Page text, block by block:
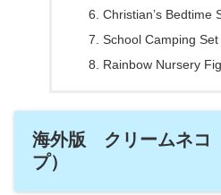
Christian’s Bedtime
School Camping Set
Rainbow Nursery
海外版 クリームネコ
プ）